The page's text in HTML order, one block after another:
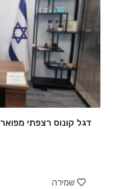
דגל קונוס רצפתי מפואר
שמירה